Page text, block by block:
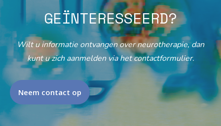
GEÏNTERESSEERD?
Wilt u informatie ontvangen over neurotherapie, dan
kunt u zich aanmelden via het contactformulier.
Neem contact op